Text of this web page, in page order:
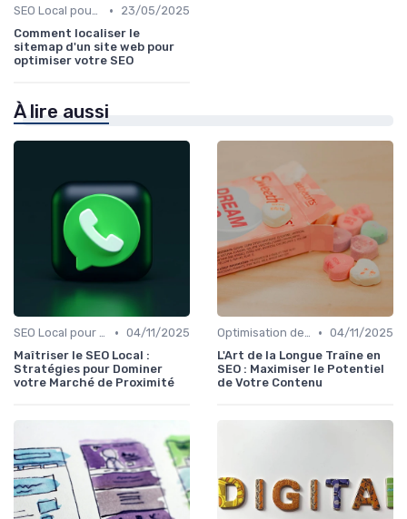
SEO Local pour les Entreprises •
23/05/2025
Comment localiser le
sitemap d'un site web pour
optimiser votre SEO
À lire aussi
SEO Local pour les Entreprises • 04/11/2025
Maîtriser le SEO Local :
Stratégies pour Dominer
votre Marché de Proximité
Optimisation de Contenu • 04/11/2025
L'Art de la Longue Traîne en
SEO : Maximiser le Potentiel
de Votre Contenu